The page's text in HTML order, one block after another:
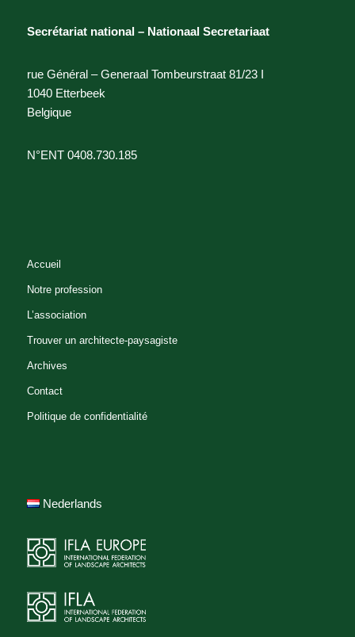
Secrétariat national – Nationaal Secretariaat
rue Général – Generaal Tombeurstraat 81/23 I
1040 Etterbeek
Belgique
N°ENT 0408.730.185
Accueil
Notre profession
L’association
Trouver un architecte-paysagiste
Archives
Contact
Politique de confidentialité
Nederlands